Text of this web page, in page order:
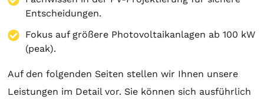
Entscheidungen.
Fokus auf größere Photovoltaikanlagen ab 100 kW
(peak).
Auf den folgenden Seiten stellen wir Ihnen unsere
Leistungen im Detail vor. Sie können sich ausführlich